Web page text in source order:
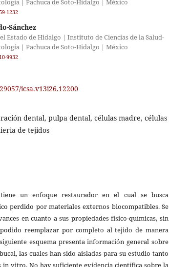
| Pachuca de Soto-Hidalgo | México
1232
Sánchez
Estado de Hidalgo | Instituto de Ciencias de la Salud-
| Pachuca de Soto-Hidalgo | México
9932
icsa.v13i26.12200
dental, pulpa dental, células madre, células
de tejidos
un enfoque restaurador en el cual se busca
perdido por materiales externos biocompatibles. Se
en cuanto a sus propiedades físico-químicas, sin
reemplazar por completo al tejido de manera
esquema presenta información general sobre
las cuales han sido aisladas para su estudio tanto
in vitro. No hay suficiente evidencia científica sobre la